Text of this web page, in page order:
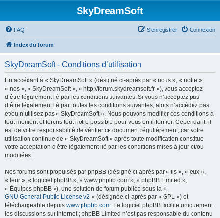
SkyDreamSoft
FAQ Connexion
S’enregistrer
Index du forum
SkyDreamSoft - Conditions d’utilisation
En accédant à « SkyDreamSoft » (désigné ci-après par « nous », « notre »,
« nos », « SkyDreamSoft », « http://forum.skydreamsoft.fr »), vous acceptez
d’être légalement lié par les conditions suivantes. Si vous n’acceptez pas
d’être légalement lié par toutes les conditions suivantes, alors n’accédez pas
et/ou n’utilisez pas « SkyDreamSoft ». Nous pouvons modifier ces conditions à
tout moment et ferons tout notre possible pour vous en informer. Cependant, il
est de votre responsabilité de vérifier ce document régulièrement, car votre
utilisation continue de « SkyDreamSoft » après toute modification constitue
votre acceptation d’être légalement lié par les conditions mises à jour et/ou
modifiées.
Nos forums sont propulsés par phpBB (désigné ci-après par « ils », « eux »,
« leur », « logiciel phpBB », « www.phpbb.com », « phpBB Limited »,
« Équipes phpBB »), une solution de forum publiée sous la «
GNU General Public License v2 » (désignée ci-après par « GPL ») et
téléchargeable depuis www.phpbb.com. Le logiciel phpBB facilite uniquement
les discussions sur Internet ; phpBB Limited n’est pas responsable du contenu